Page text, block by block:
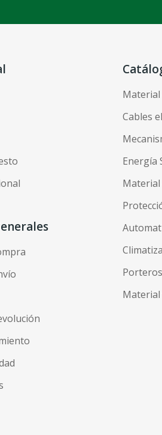
Material
Cables
Energía